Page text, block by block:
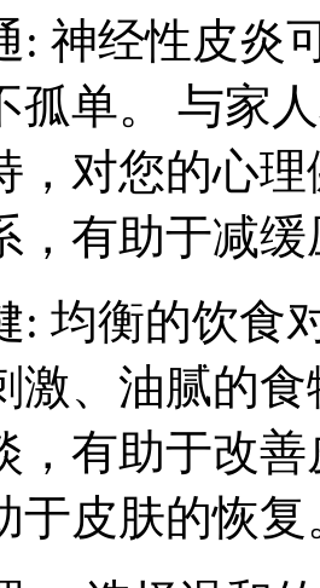
: 神经性皮炎
孤单。 与家
，对您的心
，有助于减缓
: 均衡的饮食
激、油腻的
，有助于改
于皮肤的恢复